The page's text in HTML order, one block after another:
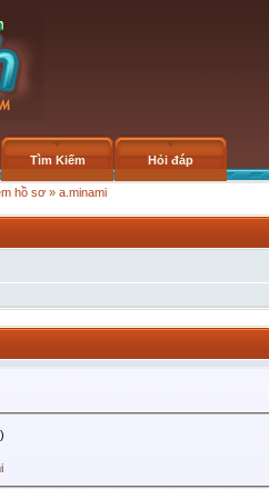
Tìm Kiếm Hỏi đáp
hồ sơ » a.minami